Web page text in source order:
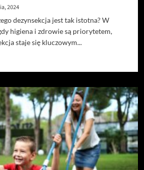
2024
dezynsekcja jest tak istotna? W
higiena i zdrowie są priorytetem,
staje się kluczowym...